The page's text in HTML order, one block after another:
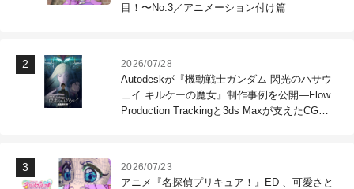
目！〜No.3／アニメーション付け篇
2026/07/28
Autodeskが『機動戦士ガンダム 閃光のハサウ
ェイ キルケーの魔女』制作事例を公開―Flow
Production Trackingと3ds Maxが支えたCG制
2026/07/23
アニメ『名探偵プリキュア！』ED 、可愛さと